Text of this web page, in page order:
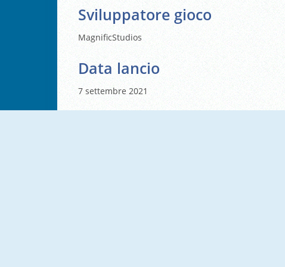
Sviluppatore gioco
MagnificStudios
Data lancio
7 settembre 2021